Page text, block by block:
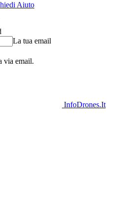
Aiuto
La tua email
via email.
InfoDrones.It